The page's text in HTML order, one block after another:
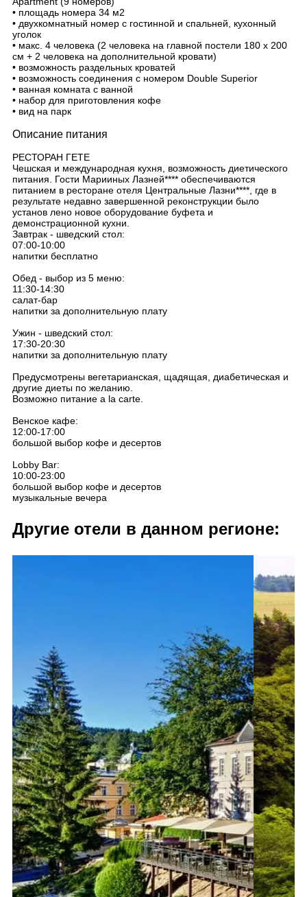
• площадь номера 34 м2
• двухкомнатный номер с гостинной и спальней, кухонный
уголок
• макс. 4 человека (2 человека на главной постели 180 х 200
см + 2 человека на дополнительной кровати)
• возможность раздельных кроватей
• возможность соединения с номером Double Superior
• ванная комната с ванной
• набор для приготовления кофе
• вид на парк
Описание питания
РЕСТОРАН ГЕТЕ
Чешская и международная кухня, возможность диетического
питания. Гости Марииных Лазней**** обеспечиваются
питанием в ресторане отеля Центральные Лазни****, где в
результате недавно завершенной реконструкции было
установ лено новое оборудование буфета и
демонстрационной кухни.
Завтрак - шведский стол:
07:00-10:00
напитки бесплатно
Обед - выбор из 5 меню:
11:30-14:30
салат-бар
напитки за дополнительную плату
Ужин - шведский стол:
17:30-20:30
напитки за дополнительную плату
Предусмотрены вегетарианская, щадящая, диабетическая и
другие диеты по желанию.
Возможно питание a la carte.
Венское кафе:
12:00-17:00
большой выбор кофе и десертов
Lobby Bar:
10:00-23:00
большой выбор кофе и десертов
музыкальные вечера
Другие отели в данном регионе: